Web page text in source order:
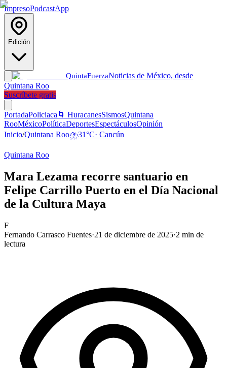
ImpresoPodcastApp
Edición
QuintaFuerzaNoticias de México, desde
Quintana Roo
Suscríbete gratis
PortadaPoliciaca 🌀 HuracanesSismosQuintana
RooMéxicoPolíticaDeportesEspectáculosOpinión
Inicio/Quintana Roo⛈️31°C· Cancún
Quintana Roo
Mara Lezama recorre santuario en
Felipe Carrillo Puerto en el Día Nacional
de la Cultura Maya
F
Fernando Carrasco Fuentes·21 de diciembre de 2025·2 min de
lectura